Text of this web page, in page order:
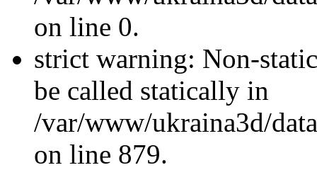
on line 0.
strict warning: Non-
be called statically in
/var/www/ukraina3d/
on line 879.